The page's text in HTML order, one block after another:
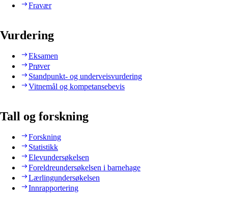
Fravær
Vurdering
Eksamen
Prøver
Standpunkt- og underveisvurdering
Vitnemål og kompetansebevis
Tall og forskning
Forskning
Statistikk
Elevundersøkelsen
Foreldreundersøkelsen i barnehage
Lærlingundersøkelsen
Innrapportering